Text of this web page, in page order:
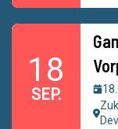
18
SEP.